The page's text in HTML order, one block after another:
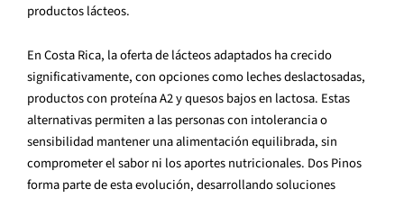
productos lácteos.
En Costa Rica, la oferta de lácteos adaptados ha crecido
significativamente, con opciones como leches deslactosadas,
productos con proteína A2 y quesos bajos en lactosa. Estas
alternativas permiten a las personas con intolerancia o
sensibilidad mantener una alimentación equilibrada, sin
comprometer el sabor ni los aportes nutricionales. Dos Pinos
forma parte de esta evolución, desarrollando soluciones